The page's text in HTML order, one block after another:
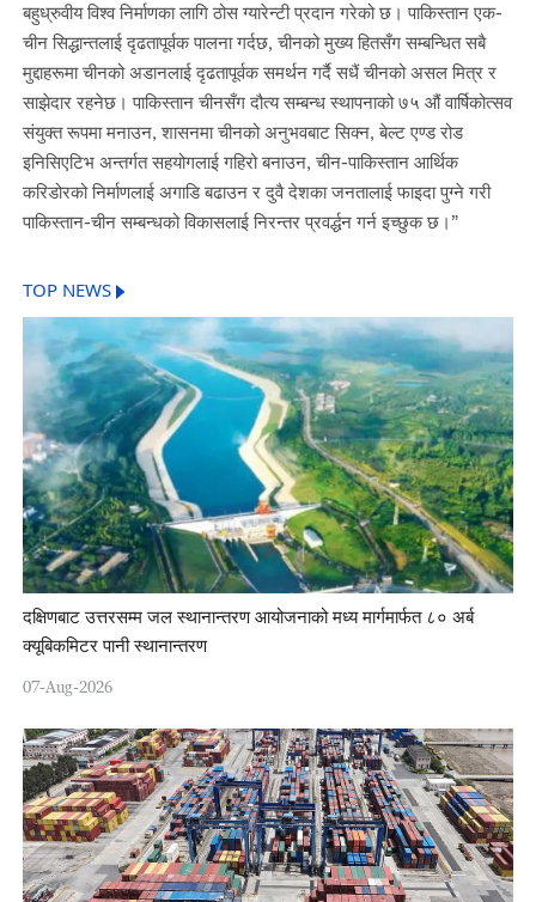
बहुध्रुवीय विश्व निर्माणका लागि ठोस ग्यारेन्टी प्रदान गरेको छ। पाकिस्तान एक-
चीन सिद्धान्तलाई दृढतापूर्वक पालना गर्दछ, चीनको मुख्य हितसँग सम्बन्धित सबै
मुद्दाहरूमा चीनको अडानलाई दृढतापूर्वक समर्थन गर्दै सधैं चीनको असल मित्र र
साझेदार रहनेछ। पाकिस्तान चीनसँग दौत्य सम्बन्ध स्थापनाको ७५ औं वार्षिकोत्सव
संयुक्त रूपमा मनाउन, शासनमा चीनको अनुभवबाट सिक्न, बेल्ट एण्ड रोड
इनिसिएटिभ अन्तर्गत सहयोगलाई गहिरो बनाउन, चीन-पाकिस्तान आर्थिक
करिडोरको निर्माणलाई अगाडि बढाउन र दुवै देशका जनतालाई फाइदा पुग्ने गरी
पाकिस्तान-चीन सम्बन्धको विकासलाई निरन्तर प्रवर्द्धन गर्न इच्छुक छ।”
TOP NEWS
दक्षिणबाट उत्तरसम्म जल स्थानान्तरण आयोजनाको मध्य मार्गमार्फत ८० अर्ब
क्यूबिकमिटर पानी स्थानान्तरण
07-Aug-2026